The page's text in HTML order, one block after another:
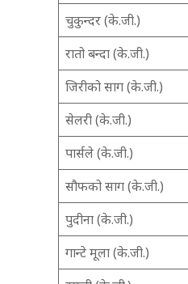
चुकुन्दर (के.जी.)
रातो बन्दा (के.जी.)
जिरीको साग (के.जी.)
सेलरी (के.जी.)
पार्सले (के.जी.)
सौफको साग (के.जी.)
पुदीना (के.जी.)
गान्टे मूला (के.जी.)